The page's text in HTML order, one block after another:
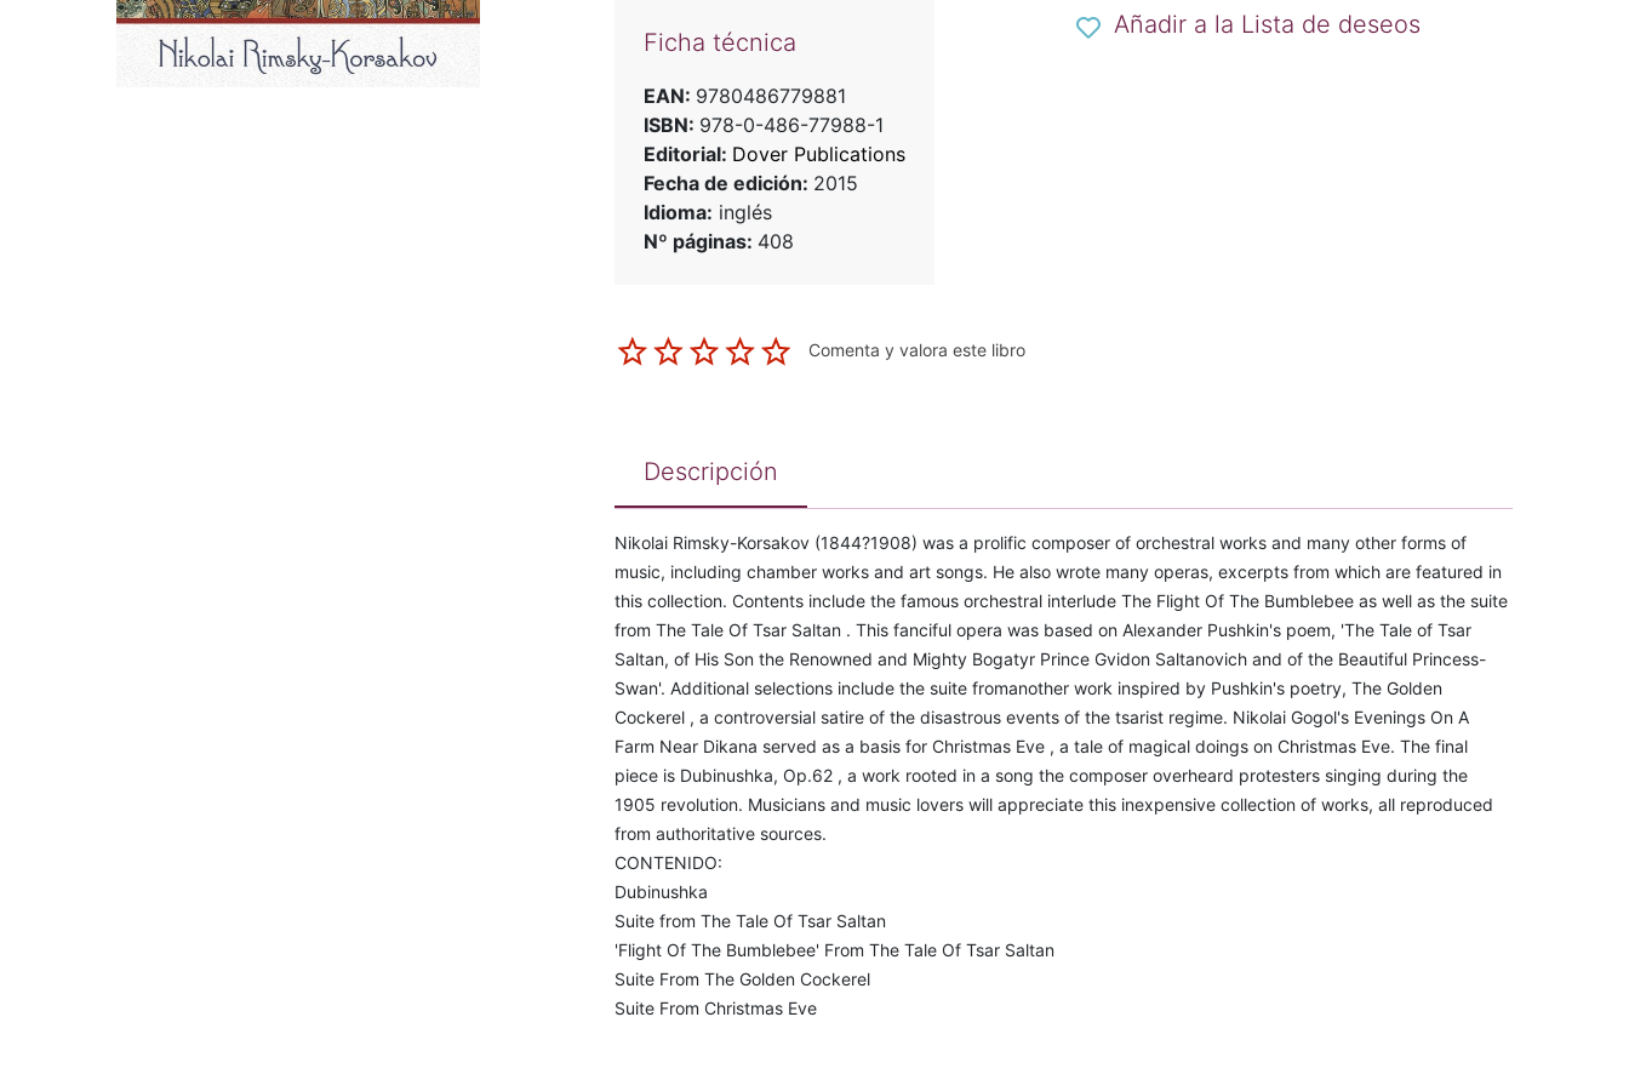
Ficha técnica
EAN: 9780486779881
ISBN: 978-0-486-77988-1
Editorial: Dover Publications
Fecha de edición: 2015
Idioma: inglés
Nº páginas: 408
Comenta y valora este libro
Añadir a la Lista de deseos
Descripción
Nikolai Rimsky-Korsakov (1844?1908) was a prolific composer of orchestral works and many other forms of
music, including chamber works and art songs. He also wrote many operas, excerpts from which are featured in
this collection. Contents include the famous orchestral interlude The Flight Of The Bumblebee as well as the suite
from The Tale Of Tsar Saltan . This fanciful opera was based on Alexander Pushkin's poem, 'The Tale of Tsar
Saltan, of His Son the Renowned and Mighty Bogatyr Prince Gvidon Saltanovich and of the Beautiful Princess-
Swan'. Additional selections include the suite fromanother work inspired by Pushkin's poetry, The Golden
Cockerel , a controversial satire of the disastrous events of the tsarist regime. Nikolai Gogol's Evenings On A
Farm Near Dikana served as a basis for Christmas Eve , a tale of magical doings on Christmas Eve. The final
piece is Dubinushka, Op.62 , a work rooted in a song the composer overheard protesters singing during the
1905 revolution. Musicians and music lovers will appreciate this inexpensive collection of works, all reproduced
from authoritative sources.
CONTENIDO:
Dubinushka
Suite from The Tale Of Tsar Saltan
'Flight Of The Bumblebee' From The Tale Of Tsar Saltan
Suite From The Golden Cockerel
Suite From Christmas Eve